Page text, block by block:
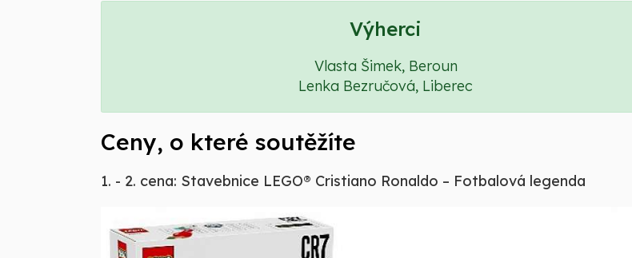
Výherci
Vlasta Šimek, Beroun
Lenka Bezručová, Liberec
Ceny, o které soutěžíte
1. - 2. cena: Stavebnice LEGO® Cristiano Ronaldo – Fotbalová legenda